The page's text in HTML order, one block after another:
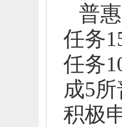
普
任务
任务
成5
积极